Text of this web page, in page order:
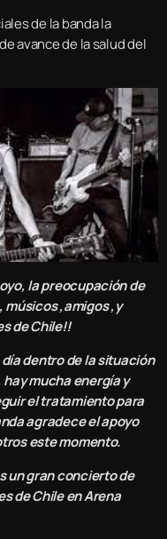
de la banda la
avance de la salud del
la preocupación de
,amigos ,y
de Chile!!
dentro de la situación
mucha energía y
el tratamiento para
agradece el apoyo
este momento.
un gran concierto de
de Chile en Arena